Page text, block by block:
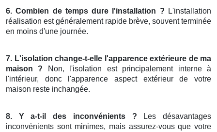
6. Combien de temps dure l'installation ? L'installation
réalisation est généralement rapide brève, souvent terminée
en moins d'une journée.
7. L'isolation change-t-elle l'apparence extérieure de ma
maison ? Non, l'isolation est principalement interne à
l'intérieur, donc l'apparence aspect extérieur de votre
maison reste inchangée.
8. Y a-t-il des inconvénients ? Les désavantages
inconvénients sont minimes, mais assurez-vous que votre